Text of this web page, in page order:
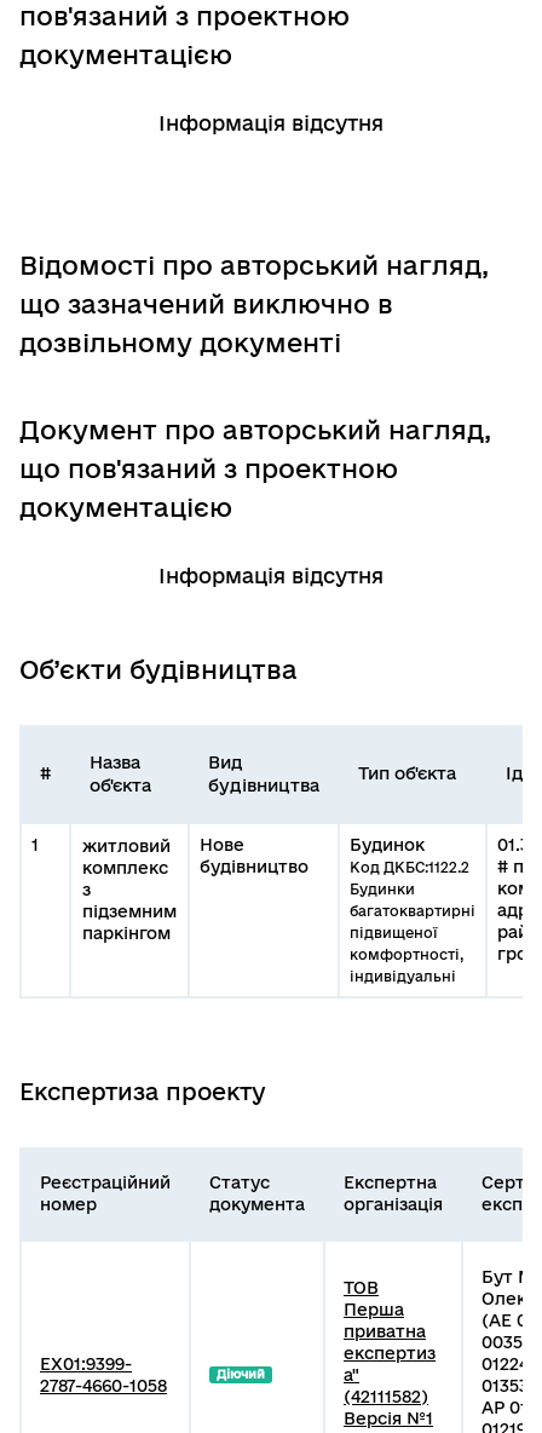
пов'язаний з проектною
документацією
Інформація відсутня
Відомості про авторський нагляд,
що зазначений виключно в
дозвільному документі
Документ про авторський нагляд,
що пов'язаний з проектною
документацією
Інформація відсутня
Об’єкти будівництва
#
Назва
об'єкта
Вид
будівництва
Тип об'єкта
1
житловий
комплекс
з
підземним
паркінгом
Нове
будівництво
Будинок
Код ДКБС:1122.2
Будинки
багатоквартирні
підвищеної
комфортності,
індивідуальні
#
Експертиза проекту
Реєстраційний
номер
Статус
документа
Експертна
організація
EX01:9399-
2787-4660-1058
Діючий
ТОВ
Перша
приватна
експертиз
а"
(42111582)
Версія №1
Бут
(АЕ
01353,
АР